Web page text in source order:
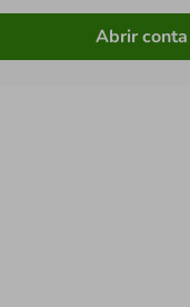
Abrir conta